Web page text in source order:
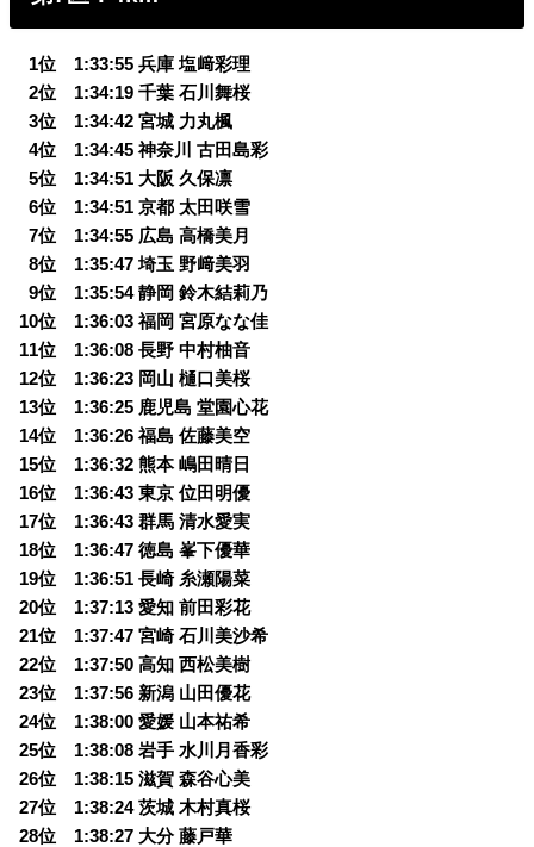
1位 1:33:55 兵庫 塩﨑彩理
02位 1:34:19 千葉 石川舞桜
03位 1:34:42 宮城 力丸楓
04位 1:34:45 神奈川 古田島彩
05位 1:34:51 大阪 久保凛
06位 1:34:51 京都 太田咲雪
07位 1:34:55 広島 高橋美月
08位 1:35:47 埼玉 野﨑美羽
09位 1:35:54 静岡 鈴木結莉乃
10位 1:36:03 福岡 宮原なな佳
11位 1:36:08 長野 中村柚音
12位 1:36:23 岡山 樋口美桜
13位 1:36:25 鹿児島 堂園心花
14位 1:36:26 福島 佐藤美空
15位 1:36:32 熊本 嶋田晴日
16位 1:36:43 東京 位田明優
17位 1:36:43 群馬 清水愛実
18位 1:36:47 徳島 峯下優華
19位 1:36:51 長崎 糸瀬陽菜
20位 1:37:13 愛知 前田彩花
21位 1:37:47 宮崎 石川美沙希
22位 1:37:50 高知 西松美樹
23位 1:37:56 新潟 山田優花
24位 1:38:00 愛媛 山本祐希
25位 1:38:08 岩手 水川月香彩
26位 1:38:15 滋賀 森谷心美
27位 1:38:24 茨城 木村真桜
28位 1:38:27 大分 藤戸華